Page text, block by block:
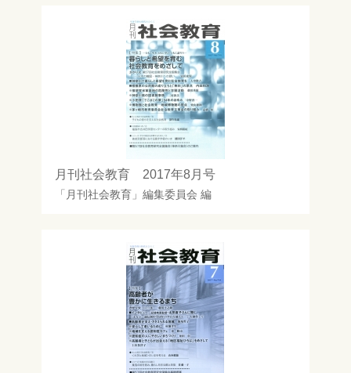
月刊社会教育 2017年8月号
「月刊社会教育」編集委員会 編